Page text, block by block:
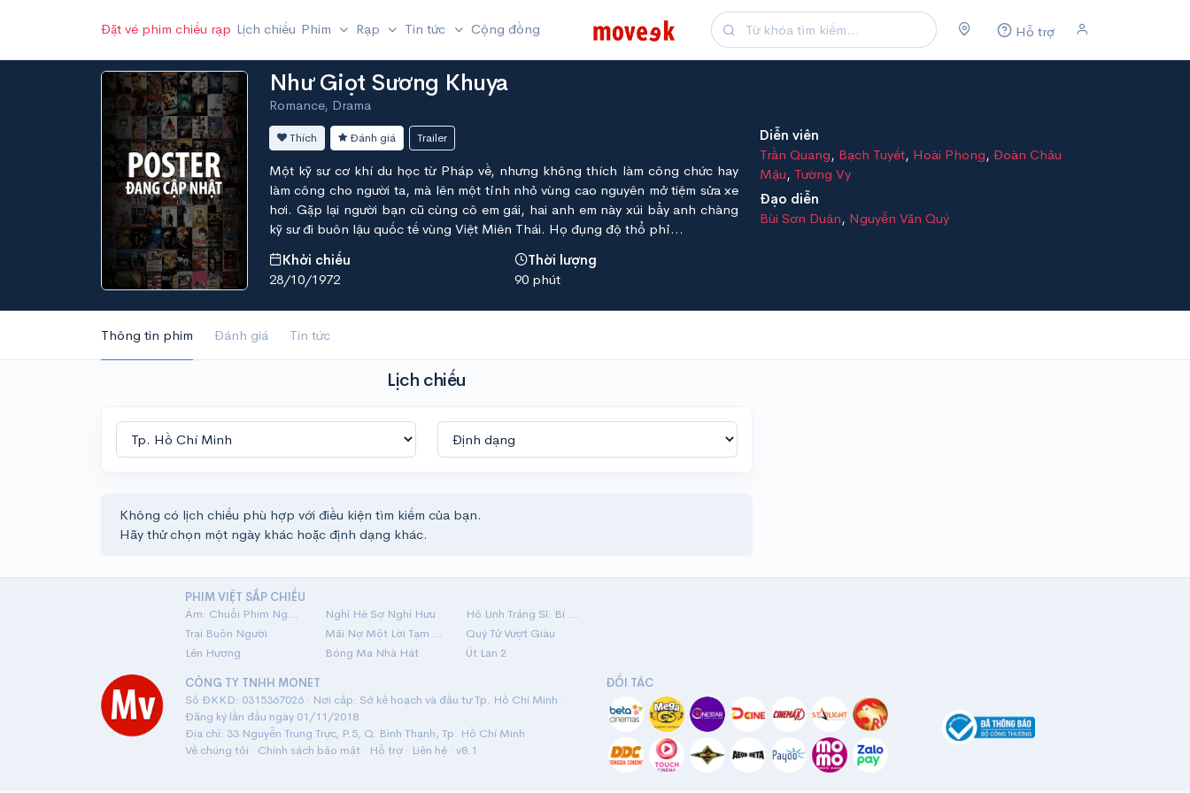
Hỗ trợ
Đặt vé phim chiếu rạp Lịch chiếu Phim Rạp Tin tức Cộng đồng
Như Giọt Sương Khuya
Romance, Drama
Thích Đánh giá Trailer
Một kỹ sư cơ khí du học từ Pháp về, nhưng không thích làm công chức hay
làm công cho người ta, mà lên một tỉnh nhỏ vùng cao nguyên mở tiệm sửa xe
hơi. Gặp lại người bạn cũ cùng cô em gái, hai anh em này xúi bẩy anh chàng
kỹ sư đi buôn lậu quốc tế vùng Việt Miên Thái. Họ đụng độ thổ phỉ...
Khởi chiếu
28/10/1972
Thời lượng
90 phút
Diễn viên
Trần Quang, Bạch Tuyết, Hoài Phong,Đoàn Châu
Mậu, Tường Vy
Đạo diễn
Bùi Sơn Duân, Nguyễn Văn Quý
Thông tin phim Đánh giá Tin tức
Lịch chiếu
Không có lịch chiếu phù hợp với điều kiện tìm kiếm của bạn.
Hãy thử chọn một ngày khác hoặc định dạng khác.
PHIM VIỆT SẮP CHIẾU
Ám: Chuỗi Phim Ngắn Linh Dị
Nghỉ Hè Sợ Nghỉ Hưu
Hộ Linh Tráng Sĩ: Bí Ẩn Mộ Vua Đinh
Trại Buôn Người
Mãi Nợ Một Lời Tạm Biệt
Quý Tử Vượt Giàu
Lên Hương
Bóng Ma Nhà Hát
Út Lan 2
CÔNG TY TNHH MONET
Số ĐKKD: 0315367026 · Nơi cấp: Sở kế hoạch và đầu tư Tp. Hồ Chí Minh ·
Đăng ký lần đầu ngày 01/11/2018
Địa chỉ: 33 Nguyễn Trung Trực, P.5, Q. Bình Thạnh, Tp. Hồ Chí Minh
Về chúng tôi · Chính sách bảo mật· Hỗ trợ· Liên hệ· v8.1
ĐỐI TÁC